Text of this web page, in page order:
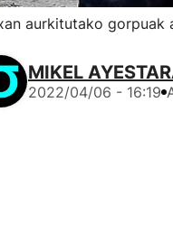
aurkitutako
MIKEL
2022/04/06 - 16:19